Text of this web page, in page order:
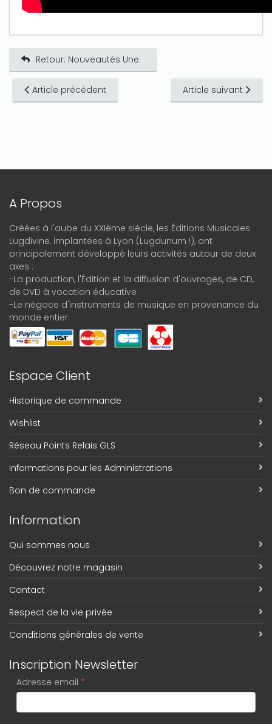
Retour: Nouveautés Une
Article précédent Article suivant
A Propos
Créées à l'aube du XXIème siècle, les Éditions Musicales
Lugdivine, implantées à Lyon (Lugdunum !), ont
principalement développé leurs activités autour de deux
axes :
-La production, l'Édition et la diffusion d'ouvrages, de CD,
de DVD à vocation éducative
-Le négoce d'instruments de musique en provenance du
monde entier.
Espace Client
Historique de commande
Wishlist
Réseau Points Relais GLS
Informations pour les Administrations
Bon de commande
Information
Qui sommes nous
Découvrez notre magasin
Contact
Respect de la vie privée
Conditions générales de vente
Inscription Newsletter
Adresse email *